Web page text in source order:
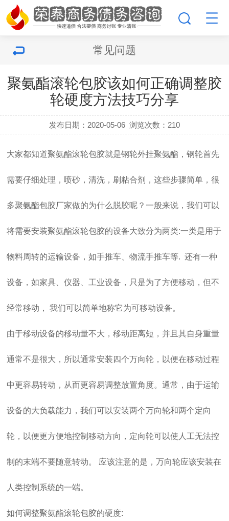
常见问题
聚氨酯滚轮包胶该如何正确调整胶
轮硬度方法技巧分享
发布日期：2020-05-06 浏览次数： 210
大家都知道聚氨酯滚轮包胶就是钢轮外挂聚氨酯，钢轮首先
需要仔细处理，喷砂，清洗，刷粘合剂，这些步骤简单，很
多聚氨酯包胶厂家做的为什么脱胶呢？一般来说，我们可以
将需要安装聚氨酯滚轮包胶的设备大致分为两类:一类是用于
物料周转的运输设备，如手推车、物流手推车等. 还有一种
设备，如家具、仪器、工业设备，只是为了方便移动，但不
经常移动， 我们可以简单地称它为可移动设备。
由于移动设备的移动量不大，移动距离短，并且其自身重量
通常不是很大，所以通常安装四个万向轮，以便在移动过程
中更容易转动，从而更容易调整放置角度。通常，由于运输
设备的大负载能力，我们可以安装两个万向轮和两个定向
轮，以便更方便地控制移动方向，定向轮可以使人工无法控
制的末端不要随意转动。 应该注意的是，万向轮应该安装在
人类控制系统的一端。
如何调整聚氨酯滚轮包胶的硬度: